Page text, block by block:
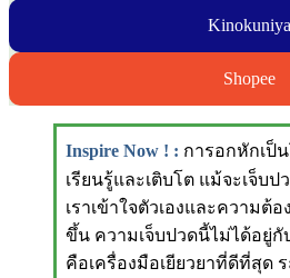
Kinokuniya
Shopee
Inspire Now ! : การอกหักเป็
เรียนรู้และเติบโต แม้จะเจ็บ
เราเข้าใจตัวเองและความต้
ขึ้น ความเจ็บปวดนี้ไม่ได้อยู่กั
คือเครื่องมือเยียวยาที่ดีที่สุด